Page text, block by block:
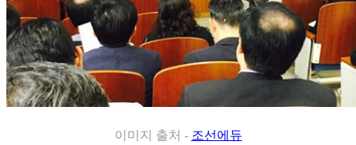
이미지 출처 - 조선에듀